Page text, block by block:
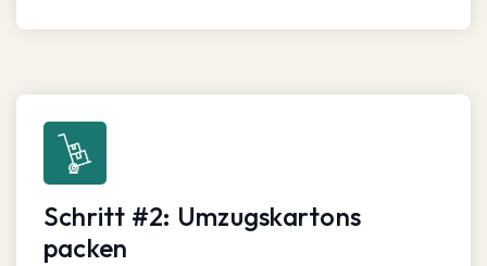
Schritt #2: Umzugskartons
packen